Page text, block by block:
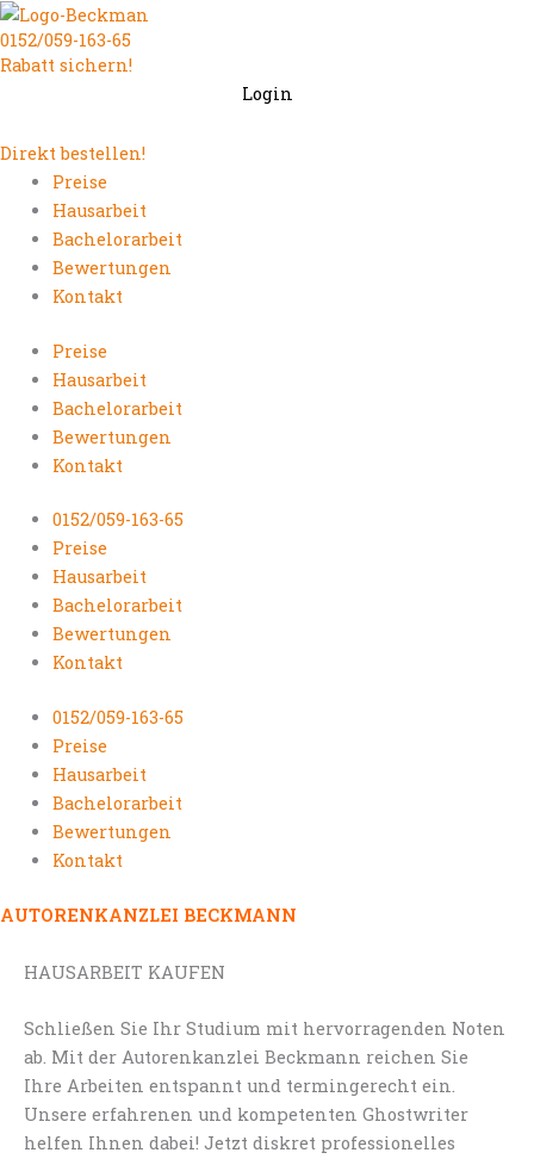
Zum
Inhalt
springen
0152/059-163-65
Rabatt sichern!
Login
Direkt bestellen!
Preise
Hausarbeit
Bachelorarbeit
Bewertungen
Kontakt
Preise
Hausarbeit
Bachelorarbeit
Bewertungen
Kontakt
0152/059-163-65
Preise
Hausarbeit
Bachelorarbeit
Bewertungen
Kontakt
0152/059-163-65
Preise
Hausarbeit
Bachelorarbeit
Bewertungen
Kontakt
AUTORENKANZLEI BECKMANN
HAUSARBEIT KAUFEN
Schließen Sie Ihr Studium mit hervorragenden Noten
ab. Mit der Autorenkanzlei Beckmann reichen Sie
Ihre Arbeiten entspannt und termingerecht ein.
Unsere erfahrenen und kompetenten Ghostwriter
helfen Ihnen dabei! Jetzt diskret professionelles